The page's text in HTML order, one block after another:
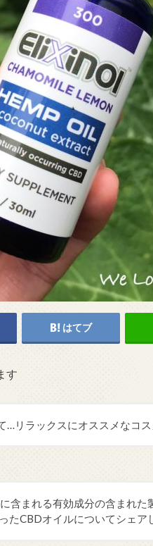
はてブ
す
…リラックスにオススメなコス
含まれる有効成分の含まれた
たCBDオイルについてシェア